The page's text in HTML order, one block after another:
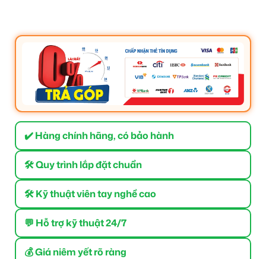
✔️ Hàng chính hãng, có bảo hành
🛠 Quy trình lắp đặt chuẩn
🛠 Kỹ thuật viên tay nghề cao
💬 Hỗ trợ kỹ thuật 24/7
💰 Giá niêm yết rõ ràng